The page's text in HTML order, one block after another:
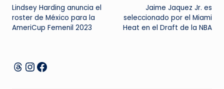
de
entradas
Lindsey Harding anuncia el
roster de México para la
AmeriCup Femenil 2023
Jaime Jaquez Jr. es
seleccionado por el Miami
Heat en el Draft de la NBA
Threads
Instagram
Facebook